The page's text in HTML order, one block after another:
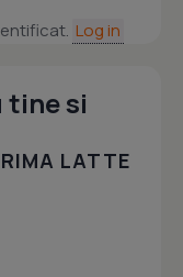
Log in
tine si
LATTE